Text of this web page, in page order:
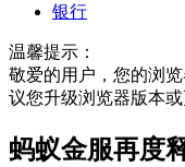
银行
温馨提示：
敬爱的用户，您的浏
议您升级浏览器版本
蚂蚁金服再度